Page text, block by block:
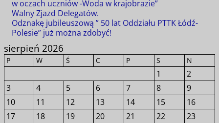
w oczach uczniów -Woda w krajobrazie”
Walny Zjazd Delegatów.
Odznakę jubileuszową ” 50 lat Oddziału PTTK Łódź-
Polesie” już można zdobyć!
sierpień 2026
P W Ś C P S N
1
2
3
4 5 6 7 8
9
10
11 12 13 14 15
16
17
18 19 20 21 22
23